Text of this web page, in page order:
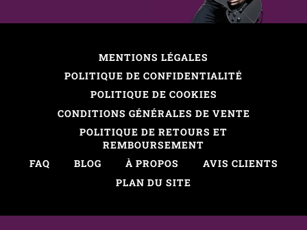
MENTIONS LÉGALES
POLITIQUE DE CONFIDENTIALITÉ
POLITIQUE DE COOKIES
CONDITIONS GÉNÉRALES DE VENTE
POLITIQUE DE RETOURS ET
REMBOURSEMENT
FAQ
BLOG À PROPOS
AVIS CLIENTS
PLAN DU SITE